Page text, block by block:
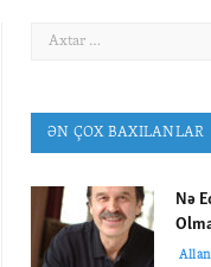
ƏN ÇOX BAXILANLAR
Nə
Allan